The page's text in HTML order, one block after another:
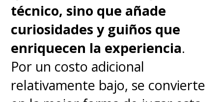
Lo bueno
Exploración inmersiva
mantiene la esencia
técnico, sino que añade
curiosidades y guiños que
enriquecen la experiencia.
Por un costo adicional
relativamente bajo, se convierte